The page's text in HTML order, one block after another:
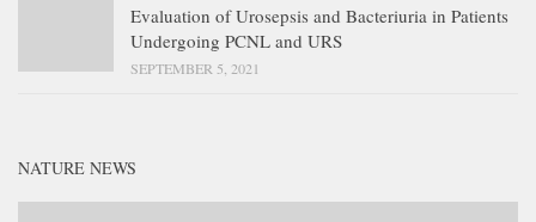
Evaluation of Urosepsis and Bacteriuria in Patients
Undergoing PCNL and URS
SEPTEMBER 5, 2021
NATURE NEWS